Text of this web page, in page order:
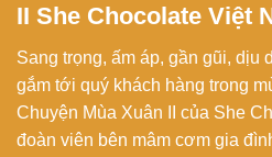
II She Chocolate Việt
Sang trọng, ấm áp, gần gũi, dịu
gắm tới quý khách hàng trong
Chuyện Mùa Xuân II của She
đoàn viên bên mâm cơm gia